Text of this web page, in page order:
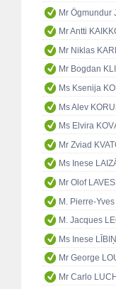
Mr Ögmundur
Mr Antti
Mr Niklas
Mr Bogdan
Ms Ksenija
Ms Alev
Ms Elvira
Mr Zviad
Ms Inese
Mr Olof
M. Pierre-
M. Jacques
Ms Inese
Mr George
Mr Carlo